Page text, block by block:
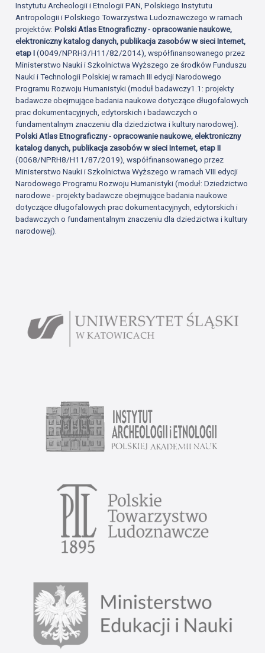
Instytutu Archeologii i Etnologii PAN, Polskiego Instytutu
Antropologii i Polskiego Towarzystwa Ludoznawczego w ramach
projektów:Polski Atlas Etnograficzny - opracowanie naukowe,
elektroniczny katalog danych, publikacja zasobów w sieci Internet,
etap I(0049/NPRH3/H11/82/2014), współfinansowanego przez
Ministerstwo Nauki i Szkolnictwa Wyższego ze środków Funduszu
Nauki i Technologii Polskiej w ramach III edycji Narodowego
Programu Rozwoju Humanistyki (moduł badawczy1.1: projekty
badawcze obejmujące badania naukowe dotyczące długofalowych
prac dokumentacyjnych, edytorskich i badawczych o
fundamentalnym znaczeniu dla dziedzictwa i kultury narodowej).
Polski Atlas Etnograficzny - opracowanie naukowe, elektroniczny
katalog danych, publikacja zasobów w sieci Internet, etap II
(0068/NPRH8/H11/87/2019), współfinansowanego przez
Ministerstwo Nauki i Szkolnictwa Wyższego w ramach VIII edycji
Narodowego Programu Rozwoju Humanistyki (moduł: Dziedzictwo
narodowe - projekty badawcze obejmujące badania naukowe
dotyczące długofalowych prac dokumentacyjnych, edytorskich i
badawczych o fundamentalnym znaczeniu dla dziedzictwa i kultury
narodowej).